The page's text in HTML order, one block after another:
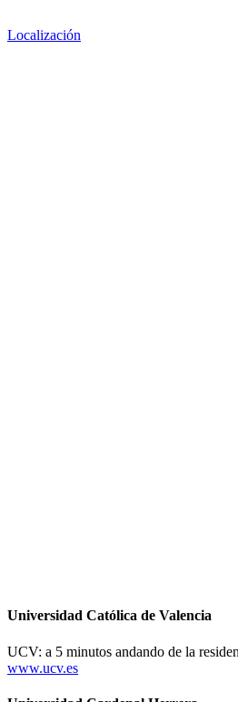
Localización
Universidad Católica de Valencia
UCV: a 5 minutos andando de la
www.ucv.es